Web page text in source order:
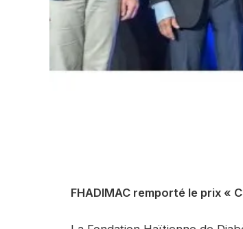
FHADIMAC remporté le prix «